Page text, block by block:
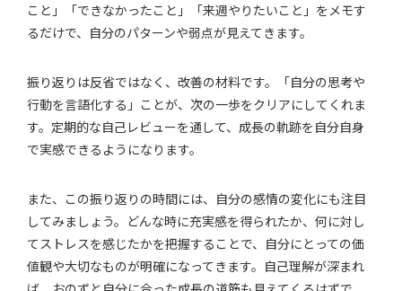
こと」「できなかったこと」「来週やりたいこと」をメモす
るだけで、自分のパターンや弱点が見えてきます。
振り返りは反省ではなく、改善の材料です。「自分の思考や
行動を言語化する」ことが、次の一歩をクリアにしてくれま
す。定期的な自己レビューを通して、成長の軌跡を自分自身
で実感できるようになります。
また、この振り返りの時間には、自分の感情の変化にも注目
してみましょう。どんな時に充実感を得られたか、何に対し
てストレスを感じたかを把握することで、自分にとっての価
値観や大切なものが明確になってきます。自己理解が深まれ